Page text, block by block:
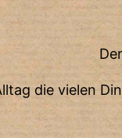
die vielen